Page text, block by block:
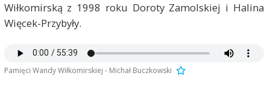
Wiłkomirską z 1998 roku Doroty Zamolskiej i Halina
Więcek-Przybyły.
Pamięci Wandy Wiłkomirskiej - Michał Buczkowski